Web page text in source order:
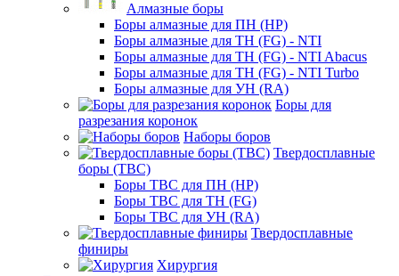
Алмазные боры
Боры алмазные для ПН (HP)
Боры алмазные для ТН (FG) - NTI
Боры алмазные для ТН (FG) - NTI Abacus
Боры алмазные для ТН (FG) - NTI Turbo
Боры алмазные для УН (RA)
Боры для
разрезания коронок
Наборы боров
Твердосплавные
боры (ТВС)
Боры ТВС для ПН (HP)
Боры ТВС для ТН (FG)
Боры ТВС для УН (RA)
Твердосплавные
финиры
Хирургия